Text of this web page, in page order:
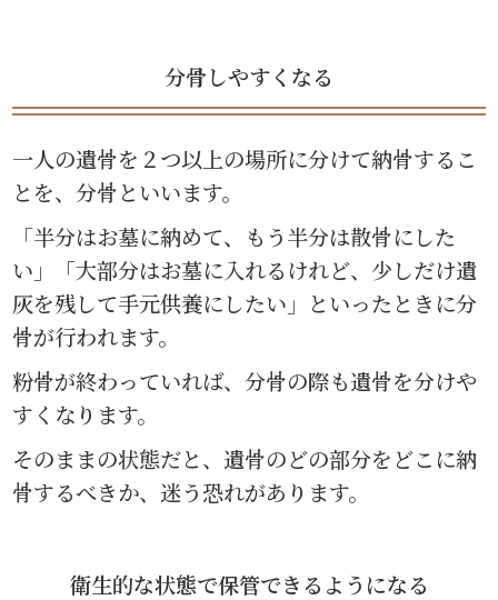
分骨しやすくなる
一人の遺骨を２つ以上の場所に分けて納骨するこ
とを、分骨といいます。
「半分はお墓に納めて、もう半分は散骨にした
い」「大部分はお墓に入れるけれど、少しだけ遺
灰を残して手元供養にしたい」といったときに分
骨が行われます。
粉骨が終わっていれば、分骨の際も遺骨を分けや
すくなります。
そのままの状態だと、遺骨のどの部分をどこに納
骨するべきか、迷う恐れがあります。
衛生的な状態で保管できるようになる